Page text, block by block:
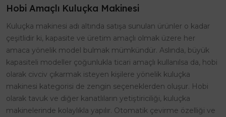
Hobi Amaçlı Kuluçka Makinesi
Kuluçka makinesi adı altında satışa sunulan ürünler o kadar
çeşitlidir ki, kapasite ve üretim amaçlı olmak üzere her
amaca yönelik model bulmak mümkündür. Aslında, büyük
kapasiteli modeller çoğunlukla ticari amaçlı kullanılsa da, hobi
olarak civciv çıkarmak isteyen kişilere yönelik kuluçka
makinesi kategorisi de zengin seçeneklerden oluşur. Hobi
olarak tavuk ve diğer kanatlıların yetiştiriciliği, kuluçka
makinelerinde kolaylıkla yapılır. Otomatik çevirme özelliği ve